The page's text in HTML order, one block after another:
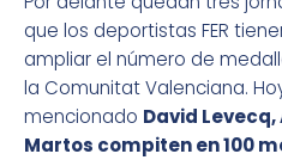
que los deportistas FER
ampliar el número de
la Comunitat Valenciana.
mencionado David
Martos compiten en 100